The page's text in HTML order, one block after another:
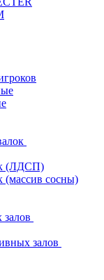
(ЛДСП)
(массив сосны)
залов